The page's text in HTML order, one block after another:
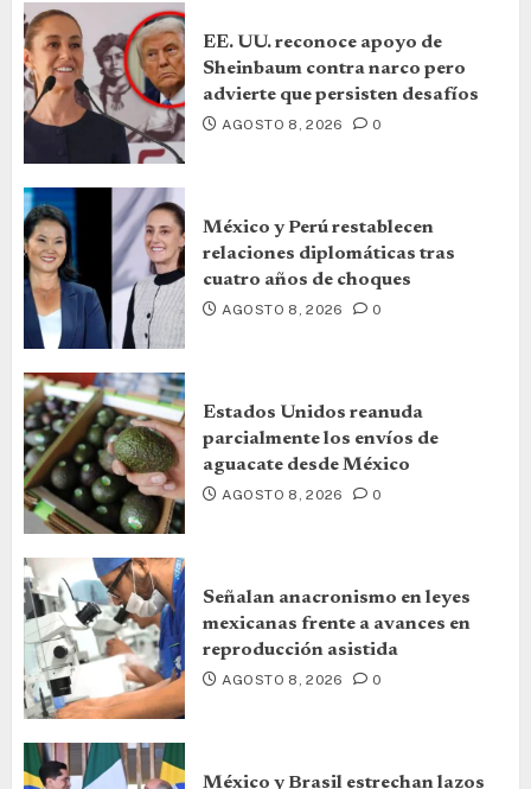
EE. UU. reconoce apoyo de
Sheinbaum contra narco pero
advierte que persisten desafíos
AGOSTO 8, 2026 0
México y Perú restablecen
relaciones diplomáticas tras
cuatro años de choques
AGOSTO 8, 2026 0
Estados Unidos reanuda
parcialmente los envíos de
aguacate desde México
AGOSTO 8, 2026 0
Señalan anacronismo en leyes
mexicanas frente a avances en
reproducción asistida
AGOSTO 8, 2026 0
México y Brasil estrechan lazos